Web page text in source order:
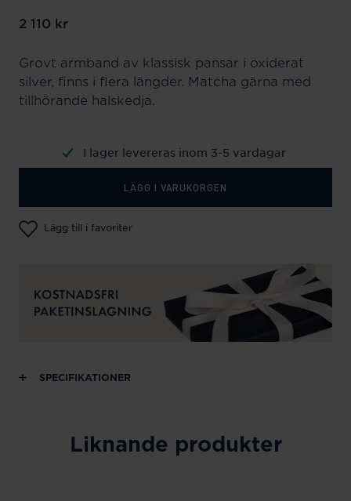
Pris: 2 110 kr
2 110 kr
Grovt armband av klassisk pansar i oxiderat
silver, finns i flera längder. Matcha gärna med
tillhörande halskedja.
I lager levereras inom 3-5 vardagar
LÄGG I VARUKORGEN
Lägg till i favoriter
SPECIFIKATIONER
Liknande produkter